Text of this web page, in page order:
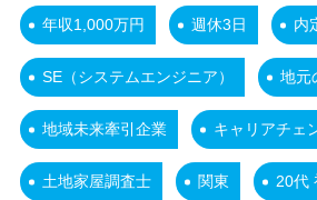
年収1,000万円 週休3日 内
SE（システムエンジニア） 地元
地域未来牽引企業 キャリアチェ
土地家屋調査士 関東 20代